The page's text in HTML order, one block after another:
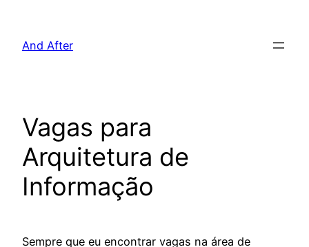
And After
Vagas para
Arquitetura de
Informação
Sempre que eu encontrar vagas na área de